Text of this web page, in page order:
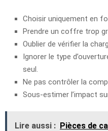
Choisir uniquement en
Prendre un coffre trop
Oublier de vérifier la
Ignorer le type
seul.
Ne pas contrôler la
Sous-estimer l’impact
Lire aussi : Pièces de